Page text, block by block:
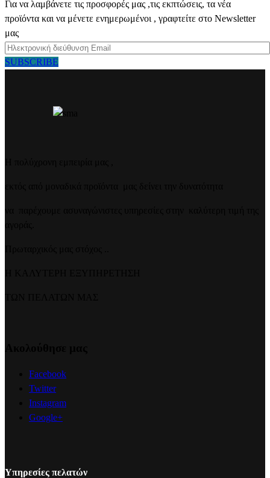
Για να λαμβάνετε τις προσφορές μας ,τις εκπτώσεις, τα νέα
προϊόντα και να μένετε ενημερωμένοι , γραφτείτε στο Newsletter
μας
SUBSCRIBE
Facebook
Twitter
Instagram
Google+
Υπηρεσίες πελατών